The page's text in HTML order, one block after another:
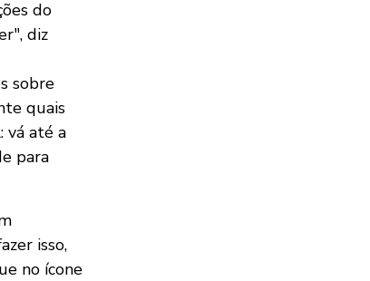
do
diz
sobre
quais
vá até a
para
isso,
no ícone